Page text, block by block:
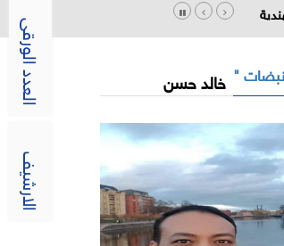
العدد الورقى
الارشيف
" خالد حسن